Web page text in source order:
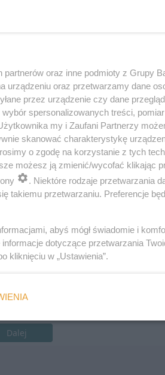
mleko w kilka sekund?
reklama
Dalej
partnerów oraz inne podmioty z Grupy
urządzeniu oraz przetwarzamy dane
przez urządzenie czy dane
spersonalizowanych treści,
my i Zaufani Partnerzy
skanować charakterystykę
o zgodę na korzystanie z tych
możesz ją zmienić/wycofać klikając
. Niektóre rodzaje przetwarzania
takiemu przetwarzaniu. Preferencje
abyś mógł świadomie i
informacje dotyczące przetwarzania
kliknięciu w „Ustawienia”.